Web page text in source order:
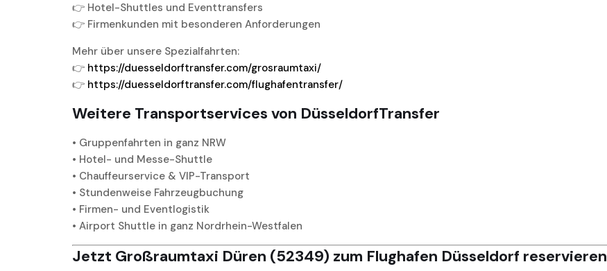
👉 Hotel-Shuttles und Eventtransfers
👉 Firmenkunden mit besonderen Anforderungen
Mehr über unsere Spezialfahrten:
👉 https://duesseldorftransfer.com/grosraumtaxi/
👉 https://duesseldorftransfer.com/flughafentransfer/
Weitere Transportservices von DüsseldorfTransfer
• Gruppenfahrten in ganz NRW
• Hotel- und Messe-Shuttle
• Chauffeurservice & VIP-Transport
• Stundenweise Fahrzeugbuchung
• Firmen- und Eventlogistik
• Airport Shuttle in ganz Nordrhein-Westfalen
Jetzt Großraumtaxi Düren (52349) zum Flughafen Düsseldorf reservieren